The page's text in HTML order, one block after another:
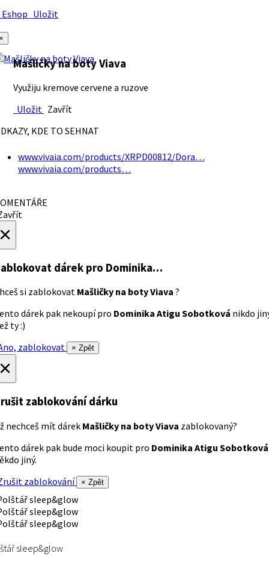
Uložit
Mašličky na boty Viava
Využiju kremove cervene a ruzove
Uložit Zavřít
KDE TO SEHNAT
www.vivaia.com/products/XRPD00812/Dora…
www.vivaia.com/products…
dárek pro Dominika…
si zablokovat Mašličky na boty Viava ?
dárek pak nekoupí pro Dominika Atigu Sobotková nikdo
ty :)
zablokovat
× Zpět
zablokování dárku
nechceš mít dárek Mašličky na boty Viava zablokovaný?
dárek pak bude moci koupit pro Dominika Atigu Sobotková
jiný.
zablokování
× Zpět
sleep&glow